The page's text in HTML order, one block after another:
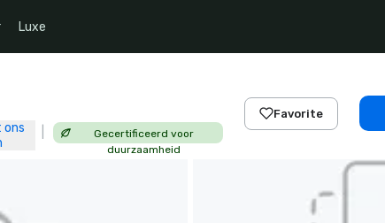
Luxe
Gecertificeerd voor
duurzaamheid
Favorite